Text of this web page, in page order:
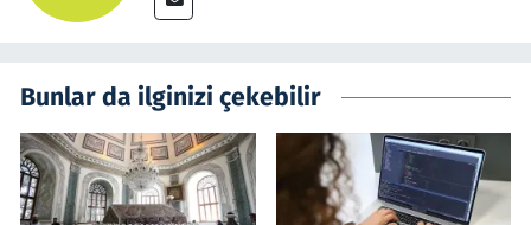
Bunlar da ilginizi çekebilir